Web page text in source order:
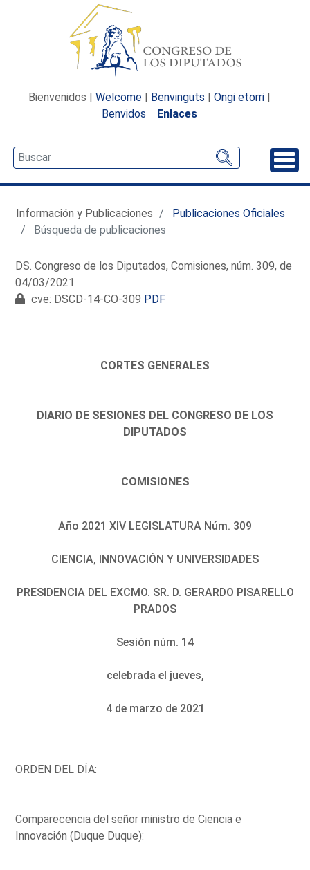
Bienvenidos | Welcome | Benvinguts | Ongi etorri |
Benvidos
Enlaces
Información y Publicaciones
Publicaciones Oficiales
Búsqueda de publicaciones
DS. Congreso de los Diputados, Comisiones, núm. 309, de
04/03/2021
cve: DSCD-14-CO-309 PDF
CORTES GENERALES
DIARIO DE SESIONES DEL CONGRESO DE LOS
DIPUTADOS
COMISIONES
Año 2021 XIV LEGISLATURA Núm. 309
CIENCIA, INNOVACIÓN Y UNIVERSIDADES
PRESIDENCIA DEL EXCMO. SR. D. GERARDO PISARELLO
PRADOS
Sesión núm. 14
celebrada el jueves,
4 de marzo de 2021
ORDEN DEL DÍA:
Comparecencia del señor ministro de Ciencia e
Innovación (Duque Duque):